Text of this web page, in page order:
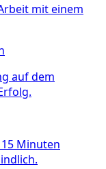
mit einem
auf dem
Minuten